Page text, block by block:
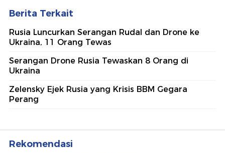
Berita Terkait
Rusia Luncurkan Serangan Rudal dan Drone ke
Ukraina, 11 Orang Tewas
Serangan Drone Rusia Tewaskan 8 Orang di
Ukraina
Zelensky Ejek Rusia yang Krisis BBM Gegara
Perang
Rekomendasi